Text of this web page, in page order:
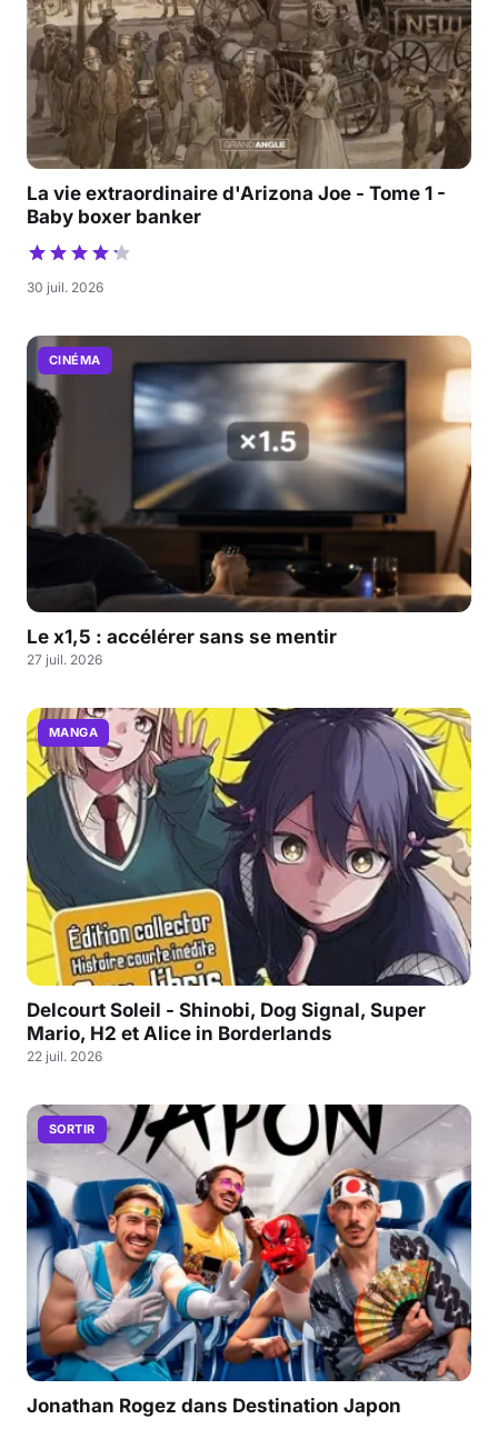
La vie extraordinaire d'Arizona Joe - Tome 1 -
Baby boxer banker
30 juil. 2026
CINÉMA
Le x1,5 : accélérer sans se mentir
27 juil. 2026
MANGA
Delcourt Soleil - Shinobi, Dog Signal, Super
Mario, H2 et Alice in Borderlands
22 juil. 2026
SORTIR
Jonathan Rogez dans Destination Japon